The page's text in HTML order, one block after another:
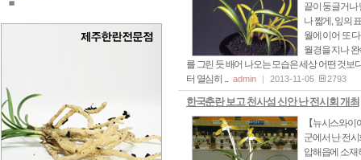
끝이 둥글거나
나 짧게, 잎의
월에 이어 또
월경을 지나
를 그린 듯 배어 나오는 모습은 세상 어떤 것
터 열심히 ... admin 2013-11-05 2793
한국춘란 보고 천사섬 신안 난 전시회 개최
【뉴시스와
군에서 난 전
압해읍에 소재